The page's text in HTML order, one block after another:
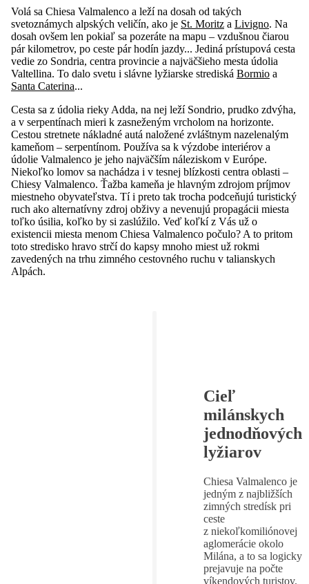
Volá sa Chiesa Valmalenco a leží na dosah od takých
svetoznámych alpských veličín, ako je St. Moritz a Livigno. Na
dosah ovšem len pokiaľ sa pozeráte na mapu – vzdušnou čiarou
pár kilometrov, po ceste pár hodín jazdy... Jediná prístupová cesta
vedie zo Sondria, centra provincie a najväčšieho mesta údolia
Valtellina. To dalo svetu i slávne lyžiarske strediská Bormio a
Santa Caterina...
Cesta sa z údolia rieky Adda, na nej leží Sondrio, prudko zdvýha,
a v serpentínach mieri k zasneženým vrcholom na horizonte.
Cestou stretnete nákladné autá naložené zvláštnym nazelenalým
kameňom – serpentínom. Používa sa k výzdobe interiérov a
údolie Valmalenco je jeho najväčším náleziskom v Európe.
Niekoľko lomov sa nachádza i v tesnej blízkosti centra oblasti –
Chiesy Valmalenco. Ťažba kameňa je hlavným zdrojom príjmov
miestneho obyvateľstva. Tí i preto tak trocha podceňujú turistický
ruch ako alternatívny zdroj obživy a nevenujú propagácii miesta
toľko úsilia, koľko by si zaslúžilo. Veď koľkí z Vás už o
existencii miesta menom Chiesa Valmalenco počulo? A to pritom
toto stredisko hravo strčí do kapsy mnoho miest už rokmi
zavedených na trhu zimného cestovného ruchu v talianskych
Alpách.
Cieľ
milánskych
jednodňových
lyžiarov
Chiesa Valmalenco je
jedným z najbližších
zimných stredísk pri
ceste
z niekoľkomiliónovej
aglomerácie okolo
Milána, a to sa logicky
prejavuje na počte
víkendových turistov.